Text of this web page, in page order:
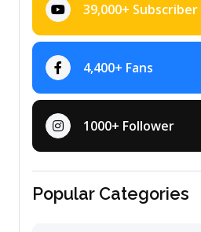
39,000+ Subscriber
4,400+ Fans
1000+ Follower
Popular Categories